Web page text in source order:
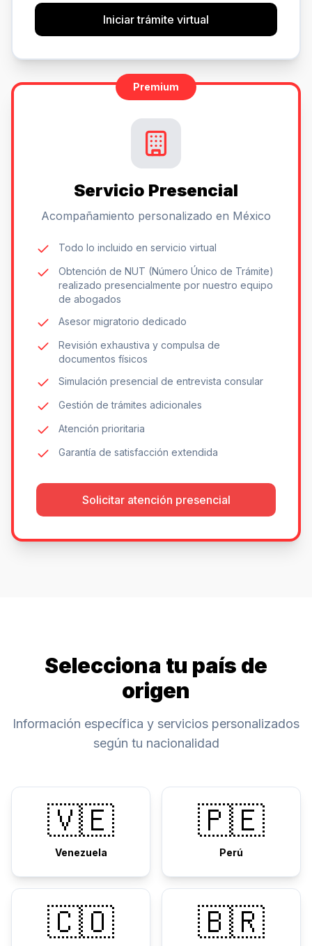
Iniciar trámite virtual
Premium
Servicio Presencial
Acompañamiento personalizado en México
Todo lo incluido en servicio virtual
Obtención de NUT (Número Único de Trámite)
realizado presencialmente por nuestro equipo
de abogados
Asesor migratorio dedicado
Revisión exhaustiva y compulsa de
documentos físicos
Simulación presencial de entrevista consular
Gestión de trámites adicionales
Atención prioritaria
Garantía de satisfacción extendida
Solicitar atención presencial
Selecciona tu país de
origen
Información específica y servicios personalizados
según tu nacionalidad
🇻🇪
Venezuela
🇵🇪
Perú
🇨🇴 🇧🇷